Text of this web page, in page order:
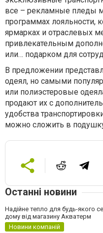
все – рекламные пледы
программах лояльности,
ярмарках и отраслевых
привлекательным
или… подарком для
В предложении
одеял, но самыми
или полиэстеровые
продают их с
удобства
можно сложить в
Останні новини
Надійне тепло для будь-якого
дому від магазину Акватерм
Новини компаній